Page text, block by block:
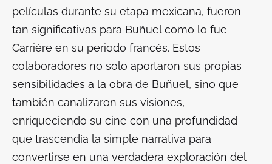
películas durante su etapa mexicana, fueron
tan significativas para Buñuel como lo fue
Carrière en su periodo francés. Estos
colaboradores no solo aportaron sus propias
sensibilidades a la obra de Buñuel, sino que
también canalizaron sus visiones,
enriqueciendo su cine con una profundidad
que trascendía la simple narrativa para
convertirse en una verdadera exploración del